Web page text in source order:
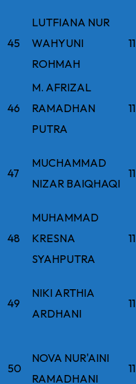
45
LUTFIANA NUR
WAHYUNI
ROHMAH
11
46
M. AFRIZAL
RAMADHAN
PUTRA
11
47
MUCHAMMAD
NIZAR BAIQHAQI
11
48
MUHAMMAD
KRESNA
SYAHPUTRA
11
49
NIKI ARTHIA
ARDHANI
11
50
NOVA NUR'AINI
RAMADHANI
11